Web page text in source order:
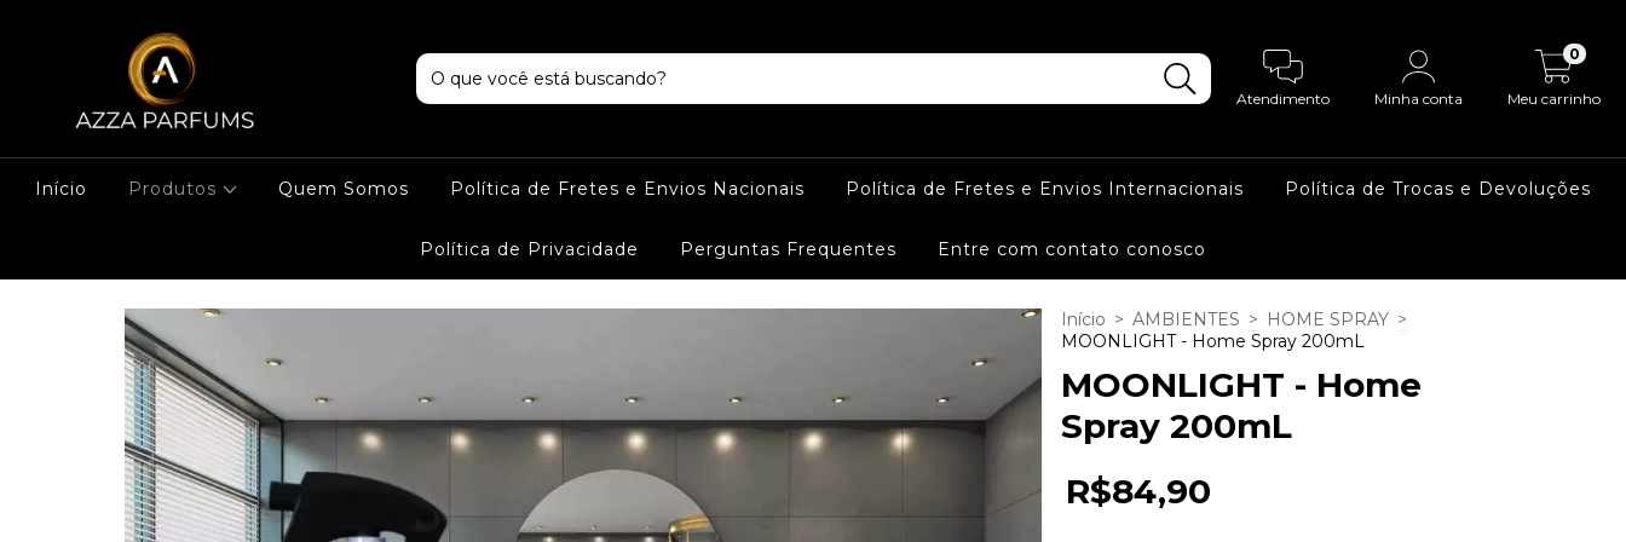
Atendimento Minha conta Meu carrinho
0
Início Produtos Quem Somos Política de Fretes e Envios Nacionais Política de Fretes e Envios Internacionais Política de Trocas e Devoluções
Política de Privacidade Perguntas Frequentes Entre com contato conosco
Início > AMBIENTES > HOME SPRAY >
MOONLIGHT - Home Spray 200mL
MOONLIGHT - Home
Spray 200mL
R$84,90